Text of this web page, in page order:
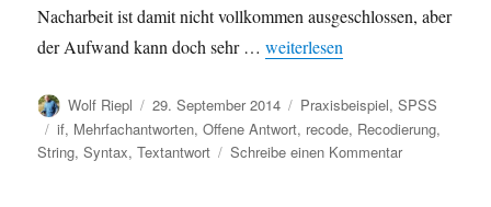
Nacharbeit ist damit nicht vollkommen ausgeschlossen, aber
der Aufwand kann doch sehr …„Codierung offener
weiterlesen
Autor
Wolf Riepl
Veröffentlicht
am
29. September 2014 Kategorien
Praxisbeispiel,SPSS
Schlagwörter
if, Mehrfachantworten,Offene Antwort, recode, Recodierung,
String,Syntax,Textantwort Schreibe einen Kommentarzu